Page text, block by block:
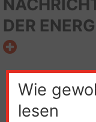
Wie
lesen
DER